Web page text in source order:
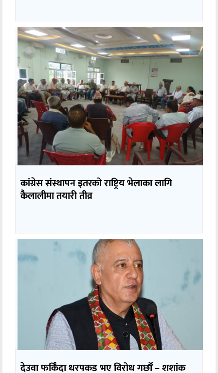
कांग्रेस संस्थापन इतरको राष्ट्रिय भेलाका लागि
कैलालीमा तयारी तीव्र
देउवा फर्किँदा धरपकड भए विरोध गर्छौँं – शशांक